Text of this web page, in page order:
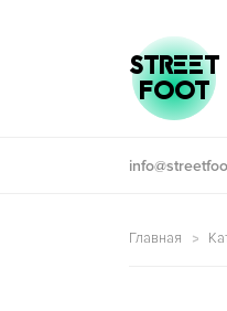
Перейти к
Перейти к
STREET
FOOT
Главная